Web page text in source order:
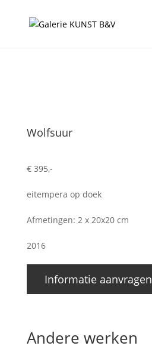
Wolfsuur
€ 395,-
eitempera op doek
Afmetingen: 2 x 20x20 cm
2016
Informatie aanvragen
Andere werken